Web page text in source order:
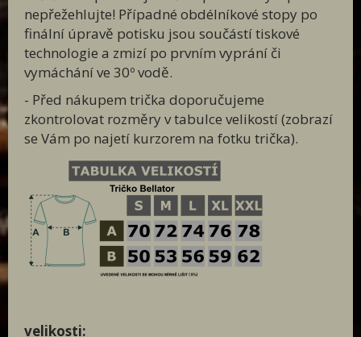
nepřežehlujte! Případné obdélníkové stopy po
finální úpravě potisku jsou součástí tiskové
technologie a zmizí po prvním vyprání či
vymáchání ve 30º vodě.
- Před nákupem trička doporučujeme
zkontrolovat rozměry v tabulce velikostí (zobrazí
se Vám po najetí kurzorem na fotku trička).
velikosti: